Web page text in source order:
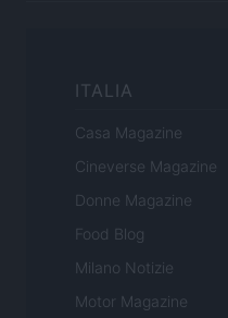
ITALIA
Casa Magazine
Cineverse Magazine
Donne Magazine
Food Blog
Milano Notizie
Motor Magazine